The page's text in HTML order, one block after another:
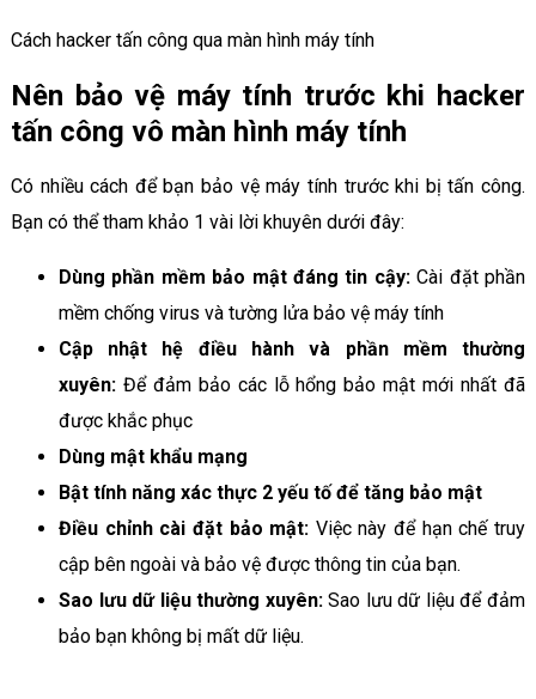
Cách hacker tấn công qua màn hình máy tính
Nên bảo vệ máy tính trước khi hacker
tấn công vô màn hình máy tính
Có nhiều cách để bạn bảo vệ máy tính trước khi bị tấn công.
Bạn có thể tham khảo 1 vài lời khuyên dưới đây:
Dùng phần mềm bảo mật đáng tin cậy:Cài đặt phần
mềm chống virus và tường lửa bảo vệ máy tính
Cập nhật hệ điều hành và phần mềm thường
xuyên:Để đảm bảo các lỗ hổng bảo mật mới nhất đã
được khắc phục
Dùng mật khẩu mạng
Bật tính năng xác thực 2 yếu tố để tăng bảo mật
Điều chỉnh cài đặt bảo mật: Việc này để hạn chế truy
cập bên ngoài và bảo vệ được thông tin của bạn.
Sao lưu dữ liệu thường xuyên:Sao lưu dữ liệu để đảm
bảo bạn không bị mất dữ liệu.